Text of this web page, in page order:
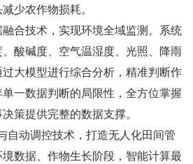
少农作物损耗。
合技术，实现环境全域监测。系统
酸碱度、空气温湿度、光照、降雨
大模型进行综合分析，精准判断作
一数据判断的局限性，全方位掌握
策提供完整的数据支撑。
自动调控技术，打造无人化田间管
数据、作物生长阶段，智能计算最